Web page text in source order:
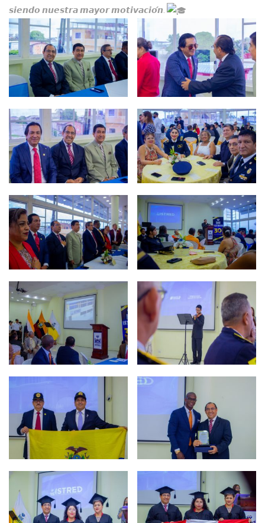
𝙨𝙞𝙚𝙣𝙙𝙤 𝙣𝙪𝙚𝙨𝙩𝙧𝙖 𝙢𝙖𝙮𝙤𝙧 𝙢𝙤𝙩𝙞𝙫𝙖𝙘𝙞𝙤́𝙣.